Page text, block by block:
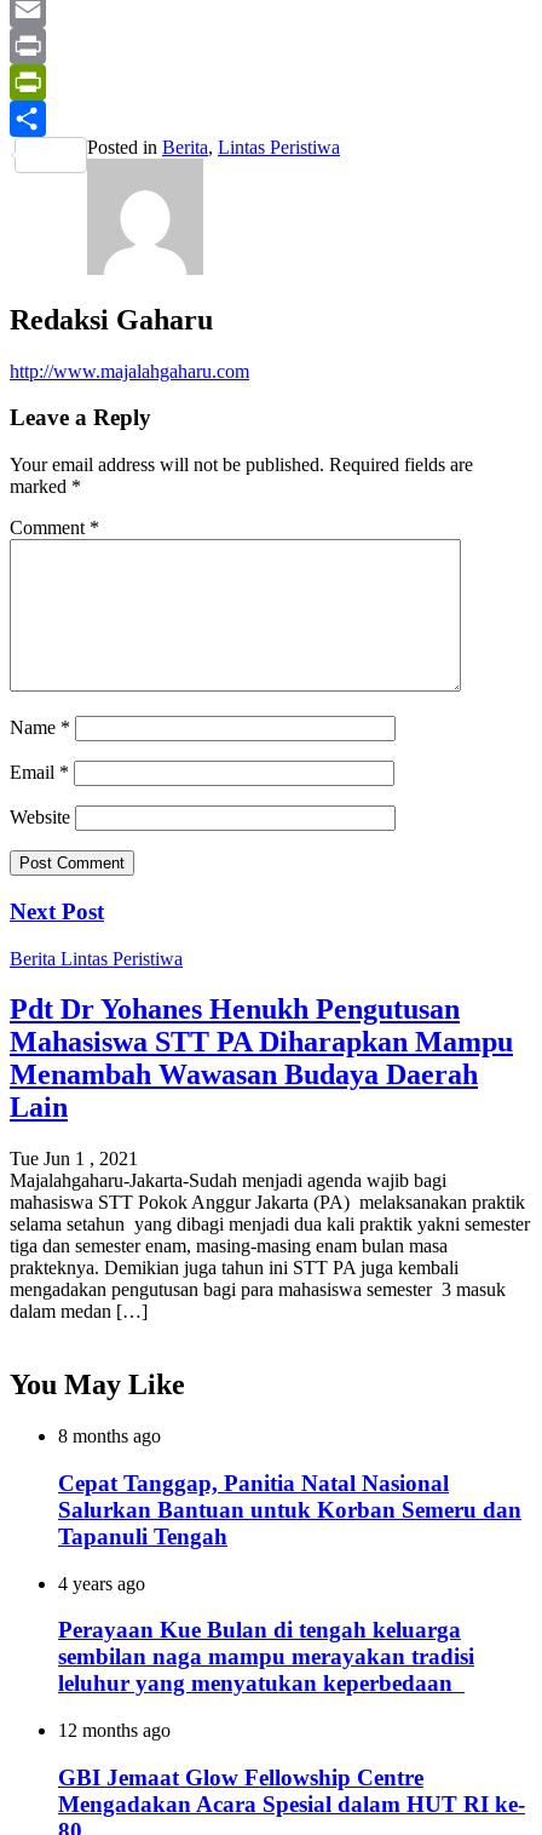
Yahoo
Mail
Email
Print
PrintFriendly
Share
Posted in Berita, Lintas Peristiwa
Redaksi Gaharu
http://www.majalahgaharu.com
Leave a Reply
Your email address will not be published. Required fields are
marked *
Comment *
Name *
Email *
Website
Next Post
Berita Lintas Peristiwa
Pdt Dr Yohanes Henukh Pengutusan
Mahasiswa STT PA Diharapkan Mampu
Menambah Wawasan Budaya Daerah
Lain
Tue Jun 1 , 2021
Majalahgaharu-Jakarta-Sudah menjadi agenda wajib bagi
mahasiswa STT Pokok Anggur Jakarta (PA) melaksanakan praktik
selama setahun yang dibagi menjadi dua kali praktik yakni semester
tiga dan semester enam, masing-masing enam bulan masa
prakteknya. Demikian juga tahun ini STT PA juga kembali
mengadakan pengutusan bagi para mahasiswa semester 3 masuk
dalam medan […]
You May Like
8 months ago
Cepat Tanggap, Panitia Natal Nasional
Salurkan Bantuan untuk Korban Semeru dan
Tapanuli Tengah
4 years ago
Perayaan Kue Bulan di tengah keluarga
sembilan naga mampu merayakan tradisi
leluhur yang menyatukan keperbedaan
12 months ago
GBI Jemaat Glow Fellowship Centre
Mengadakan Acara Spesial dalam HUT RI ke-